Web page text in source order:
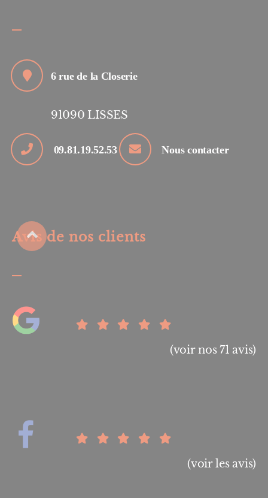
6 rue de la Closerie
91090 LISSES
09.81.19.52.53 Nous contacter
Avis de nos clients
(voir nos 71 avis)
(voir les avis)